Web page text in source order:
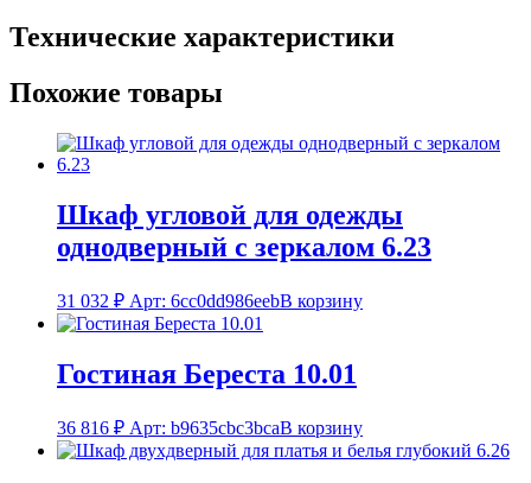
Технические характеристики
Похожие товары
Шкаф угловой для одежды
однодверный с зеркалом 6.23
31 032 ₽ Арт: 6cc0dd986eebВ корзину
Гостиная Береста 10.01
36 816 ₽ Арт: b9635cbc3bcaВ корзину